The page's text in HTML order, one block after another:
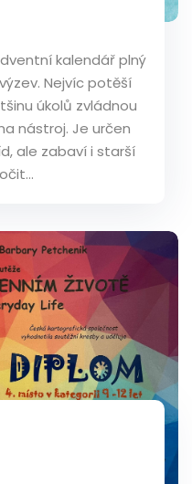
kalendář plný
Nejvíc potěší
úkolů zvládnou
nástroj. Je určen
ale zabaví i starší